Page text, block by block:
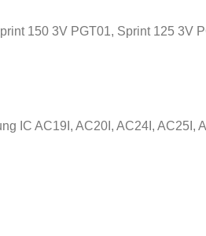
150 3V PGT01, Sprint 125 3V
IC AC19I, AC20I, AC24I, AC25I,